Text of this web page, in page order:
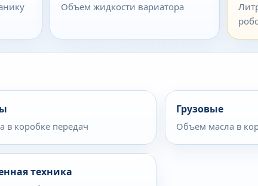
Объем жидкости вариатора
в коробке передач
Грузовые
Объем масла в
техника